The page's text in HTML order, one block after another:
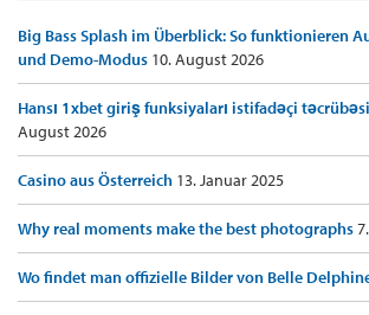
Big Bass Splash im Überblick: So funktionieren
und Demo-Modus 10. August 2026
Hansı 1xbet giriş funksiyaları istifadəçi
August 2026
Casino aus Österreich 13. Januar 2025
Why real moments make the best photographs
Wo findet man offizielle Bilder von Belle